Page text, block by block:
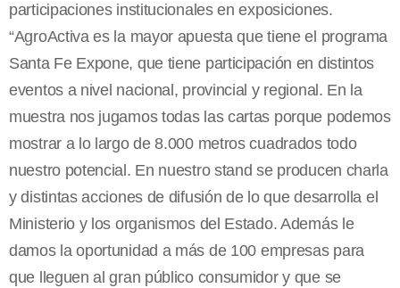
participaciones institucionales en exposiciones.
“AgroActiva es la mayor apuesta que tiene el programa
Santa Fe Expone, que tiene participación en distintos
eventos a nivel nacional, provincial y regional. En la
muestra nos jugamos todas las cartas porque podemos
mostrar a lo largo de 8.000 metros cuadrados todo
nuestro potencial. En nuestro stand se producen charla
y distintas acciones de difusión de lo que desarrolla el
Ministerio y los organismos del Estado. Además le
damos la oportunidad a más de 100 empresas para
que lleguen al gran público consumidor y que se